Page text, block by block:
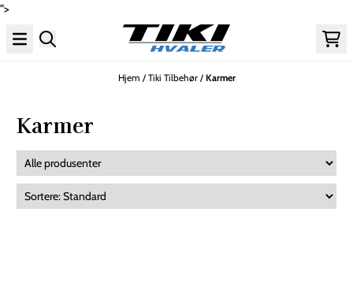
">
Hopp til innhold
Hjem / Tiki Tilbehør / Karmer
Karmer